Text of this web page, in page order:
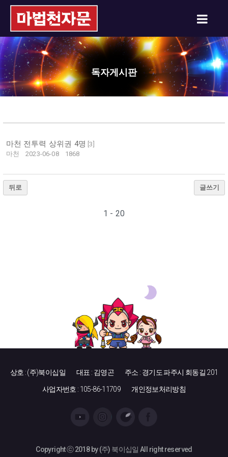
독자게시판
마천 전투력 상위권 4명 [3
마천
2023-06-08 1868
뒤로 글쓰기
1 - 20
상호 : (주)북이십일 대표 : 김영곤 주소 : 경기도 파주시 회동길 201
사업자번호 : 105-86-11709 개인정보처리방침
Copyright ⓒ 2018 by (주) 북이십일 All right reserved